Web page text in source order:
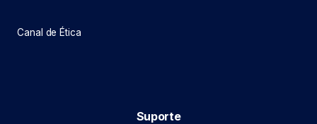
Canal de Ética
Suporte